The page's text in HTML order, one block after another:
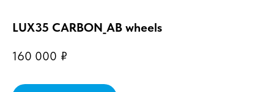
LUX35 CARBON_AB wheels
160 000 ₽